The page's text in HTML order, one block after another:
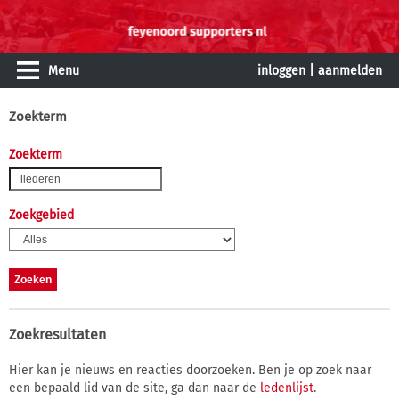
Menu inloggen aanmelden
Zoekterm
Zoekterm
Zoekgebied
Zoekresultaten
Hier kan je nieuws en reacties doorzoeken. Ben je op zoek naar
een bepaald lid van de site, ga dan naar de ledenlijst.